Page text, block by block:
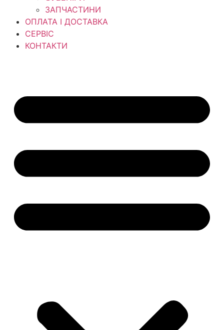
ЗАПЧАСТИНИ
ОПЛАТА І ДОСТАВКА
СЕРВІС
КОНТАКТИ